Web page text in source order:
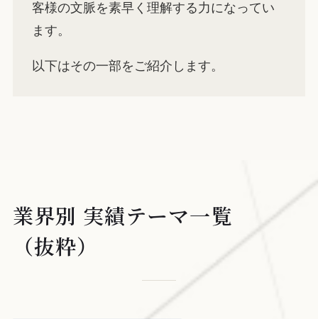
客様の文脈を素早く理解する力になってい
ます。
以下はその一部をご紹介します。
業界別 実績テーマ一覧
（抜粋）